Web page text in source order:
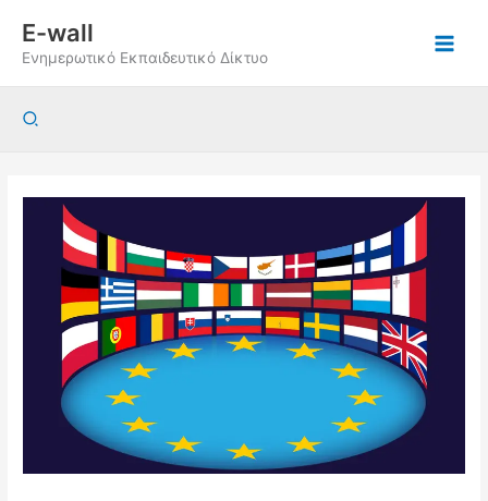
περιεχόμενο
E-wall
Ενημερωτικό Εκπαιδευτικό Δίκτυο
Αναζήτηση